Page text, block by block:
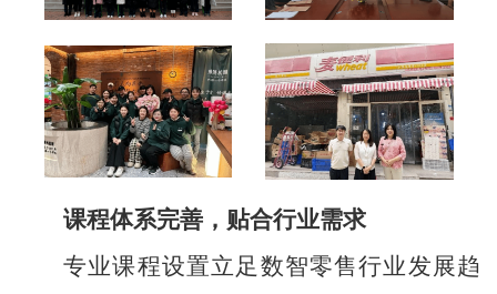
课程体系完善，贴合行业需求
专业课程设置立足数智零售行业发展趋